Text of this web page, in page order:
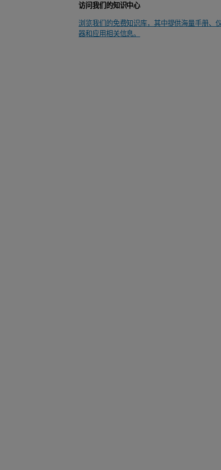
访问我们的知识中心
浏览我们的免费知识库，其中提供海量手册、
器和应用相关信息。